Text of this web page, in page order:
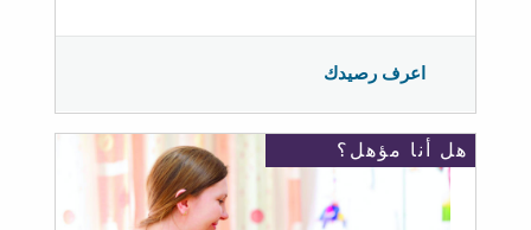
اعرف رصيدك
هل أنا مؤهل؟